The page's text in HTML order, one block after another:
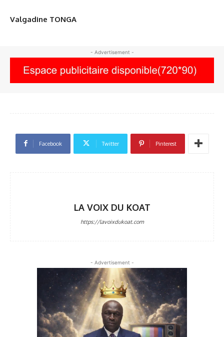
Valgadine TONGA
- Advertisement -
Facebook Twitter Pinterest
LA VOIX DU KOAT
https://lavoixdukoat.com
- Advertisement -